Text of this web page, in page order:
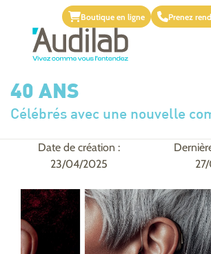
Boutique en ligne Prenez
40 ANS
Célébrés avec une nouvelle
Date de création :
23/04/2025